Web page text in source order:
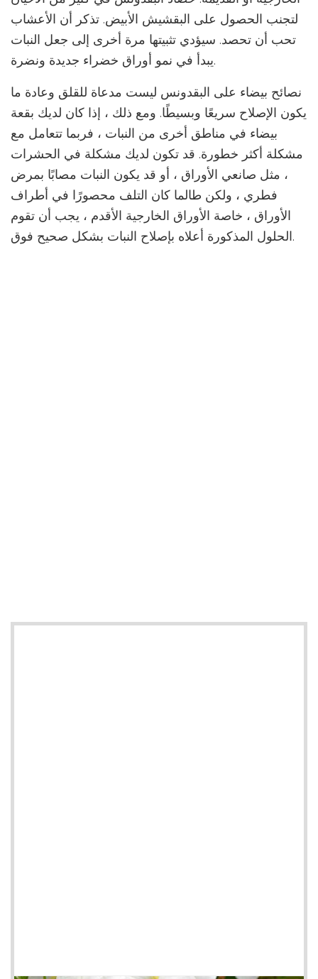
لتجنب الحصول على البقشيش الأبيض. تذكر أن الأعشاب
تحب أن تحصد. سيؤدي تثبيتها مرة أخرى إلى جعل النبات
يبدأ في نمو أوراق خضراء جديدة ونضرة.
نصائح بيضاء على البقدونس ليست مدعاة للقلق وعادة ما
يكون الإصلاح سريعًا وبسيطًا. ومع ذلك ، إذا كان لديك بقعة
بيضاء في مناطق أخرى من النبات ، فربما تتعامل مع
مشكلة أكثر خطورة. قد تكون لديك مشكلة في الحشرات
، مثل صانعي الأوراق ، أو قد يكون النبات مصابًا بمرض
فطري ، ولكن طالما كان التلف محصورًا في أطراف
الأوراق ، خاصة الأوراق الخارجية الأقدم ، يجب أن تقوم
الحلول المذكورة أعلاه بإصلاح النبات بشكل صحيح فوق.